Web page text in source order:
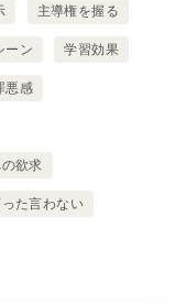
主導権を握る
ーン 学習効果
悪感
欲求
た言わない